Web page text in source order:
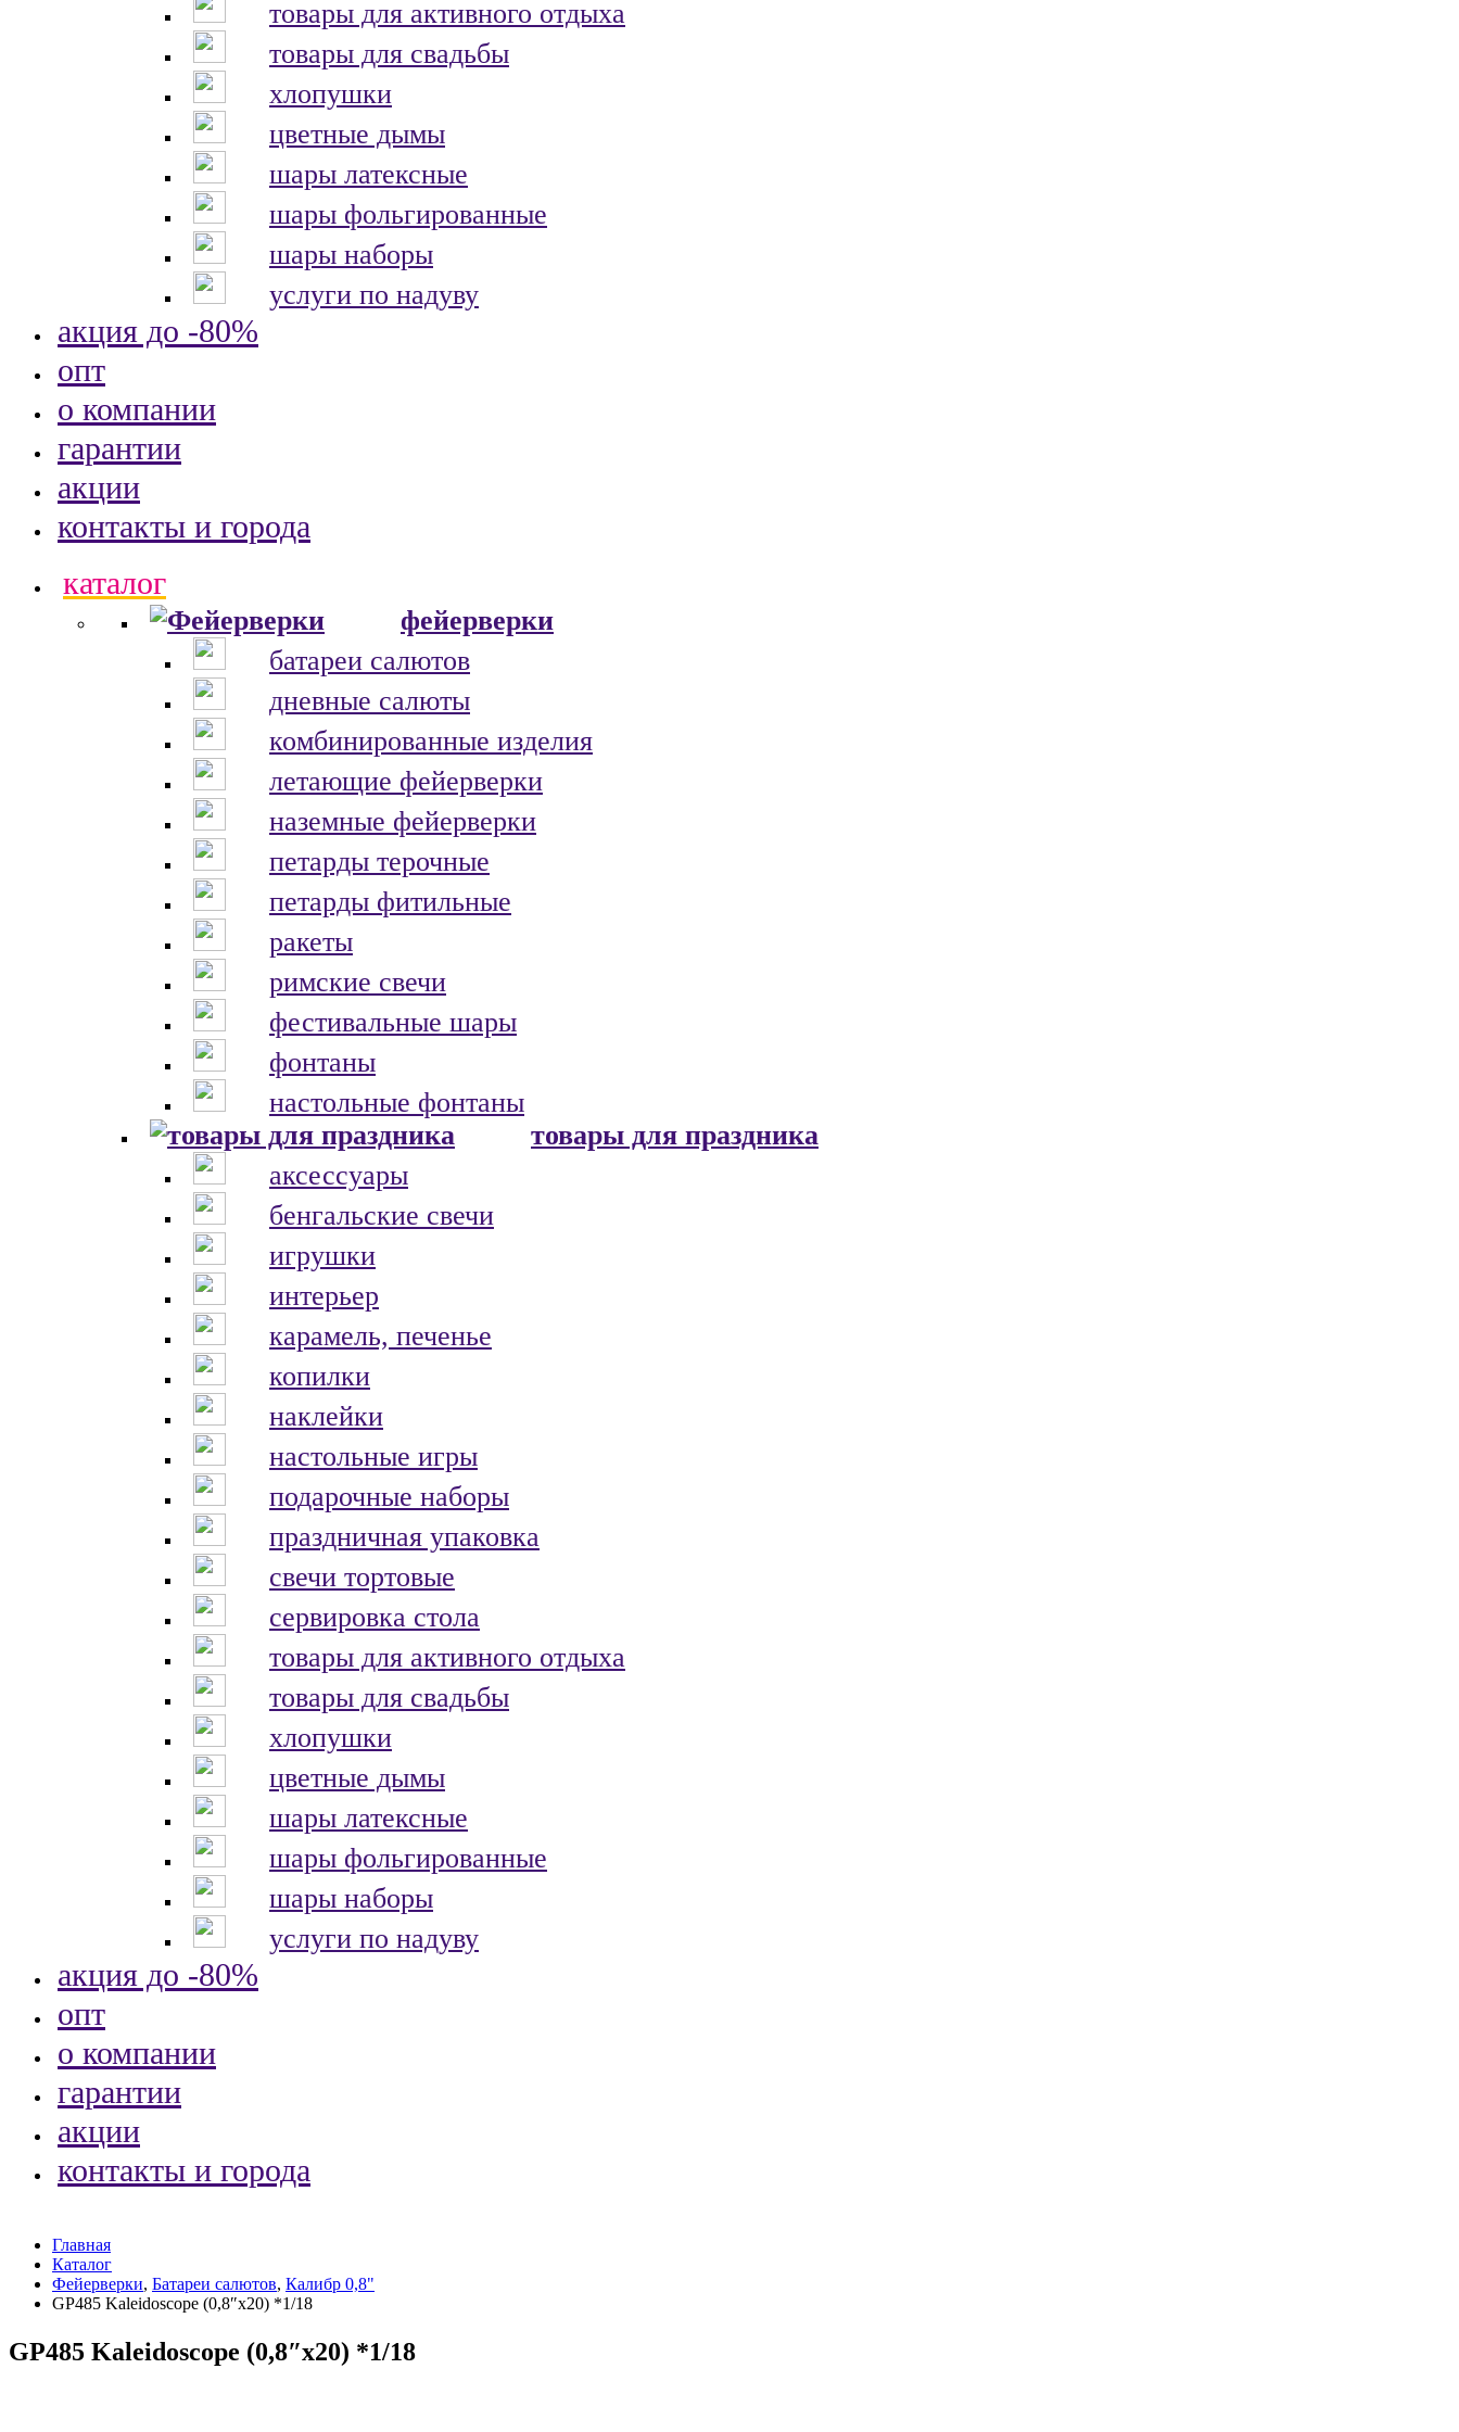
товары для активного отдыха
товары для свадьбы
хлопушки
цветные дымы
шары латексные
шары фольгированные
шары наборы
услуги по надуву
акция до -80%
опт
о компании
гарантии
акции
контакты и города
каталог
фейерверки
батареи салютов
дневные салюты
комбинированные изделия
летающие фейерверки
наземные фейерверки
петарды терочные
петарды фитильные
ракеты
римские свечи
фестивальные шары
фонтаны
настольные фонтаны
товары для праздника
аксессуары
бенгальские свечи
игрушки
интерьер
карамель, печенье
копилки
наклейки
настольные игры
подарочные наборы
праздничная упаковка
свечи тортовые
сервировка стола
товары для активного отдыха
товары для свадьбы
хлопушки
цветные дымы
шары латексные
шары фольгированные
шары наборы
услуги по надуву
акция до -80%
опт
о компании
гарантии
акции
контакты и города
Главная
Каталог
Фейерверки, Батареи салютов, Калибр 0,8"
GP485 Kaleidoscope (0,8″х20) *1/18
GP485 Kaleidoscope (0,8″х20) *1/18